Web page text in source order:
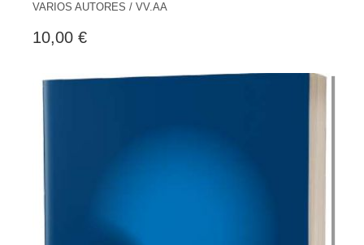
VARIOS AUTORES / VV.AA
10,00 €